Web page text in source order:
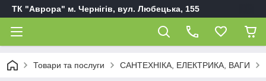
ТК "Аврора" м. Чернігів, вул. Любецька, 155
Товари та послуги САНТЕХНІКА, ЕЛЕКТРИКА, ВАГИ